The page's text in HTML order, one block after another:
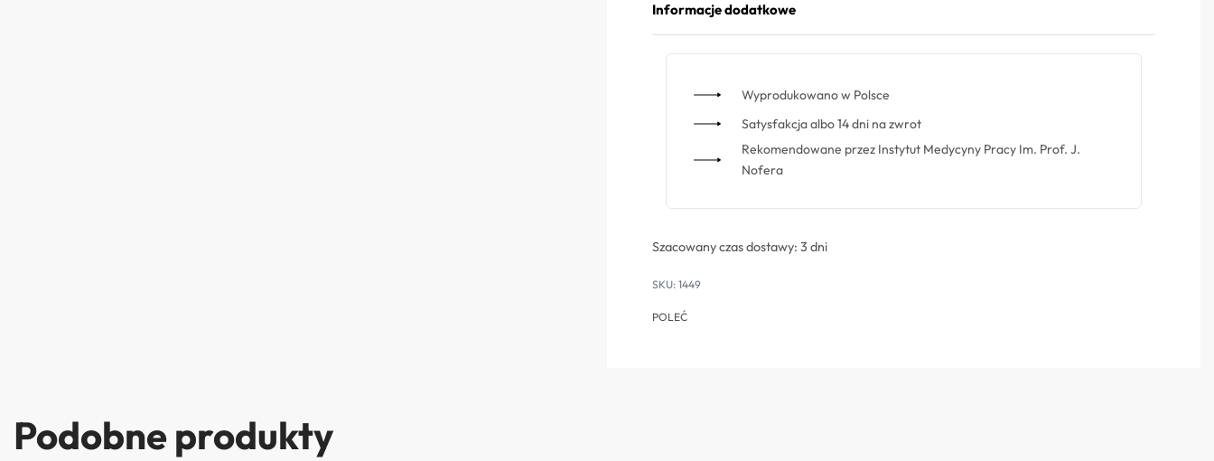
Informacje dodatkowe
Wyprodukowano w Polsce
Satysfakcja albo 14 dni na zwrot
Rekomendowane przez Instytut Medycyny Pracy Im. Prof. J.
Nofera
Szacowany czas dostawy: 3 dni
1449
POLEĆ
Podobne produkty